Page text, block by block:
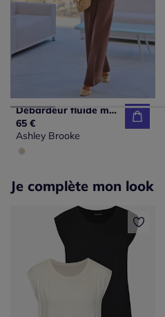
Débardeur fluide motif imprimé encolure carrée coutures princesse
65 €
Ashley Brooke
Je complète mon look